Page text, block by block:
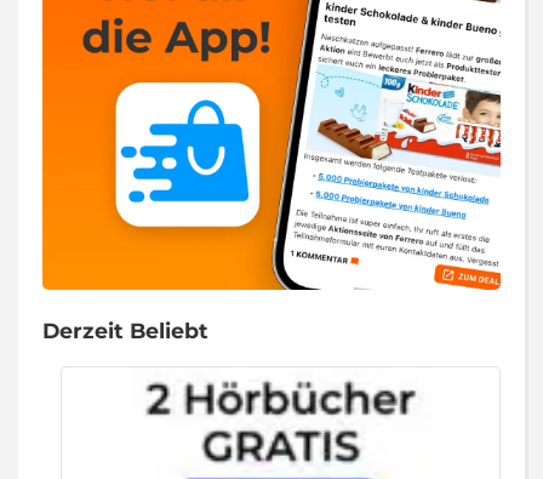
Derzeit Beliebt